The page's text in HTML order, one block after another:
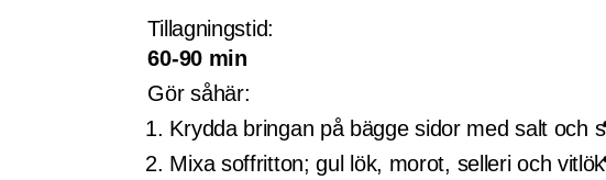
Tillagningstid:
60-90 min
Gör såhär:
Krydda bringan på bägge sidor med salt och
Mixa soffritton; gul lök, morot, selleri och